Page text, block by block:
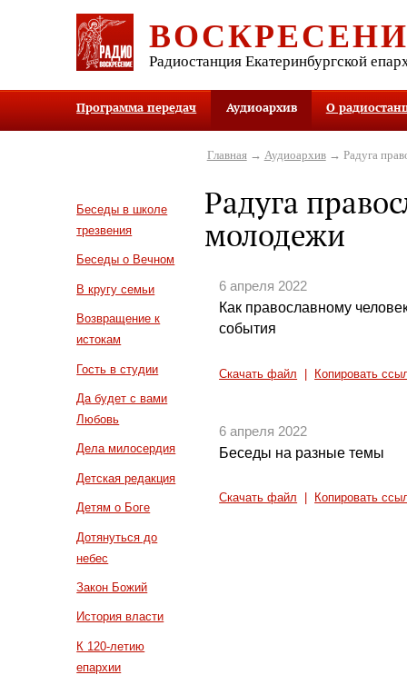
Радиостанция Екатеринбургской
Программа передач Аудиоархив О
Беседы в школе
трезвения
Беседы о Вечном
В кругу семьи
Возвращение к
истокам
Гость в студии
Да будет с вами
Любовь
Дела милосердия
Детская редакция
Детям о Боге
Дотянуться до
небес
Закон Божий
История власти
К 120-летию
епархии
Главная→ Аудиоархив→ Радуга
Радуга
молодежи
6 апреля 2022
Как православному
события
Скачать файл Копировать
6 апреля 2022
Беседы на разные темы
Скачать файл Копировать